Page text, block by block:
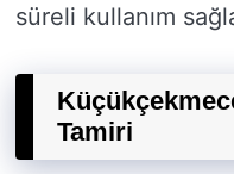
süreli kullanım
Tamiri